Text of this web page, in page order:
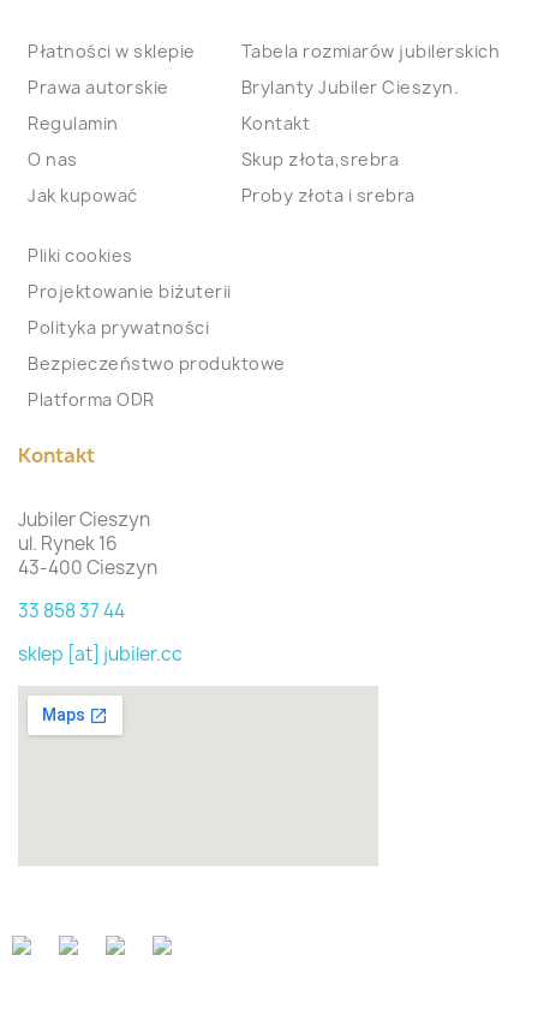
Płatności w sklepie
Prawa autorskie
Regulamin
O nas
Jak kupować
Tabela rozmiarów jubilerskich
Brylanty Jubiler Cieszyn.
Kontakt
Skup złota,srebra
Proby złota i srebra
Pliki cookies
Projektowanie biżuterii
Polityka prywatności
Bezpieczeństwo produktowe
Platforma ODR
Kontakt
Jubiler Cieszyn
ul. Rynek 16
43-400 Cieszyn
33 858 37 44
sklep [at] jubiler.cc